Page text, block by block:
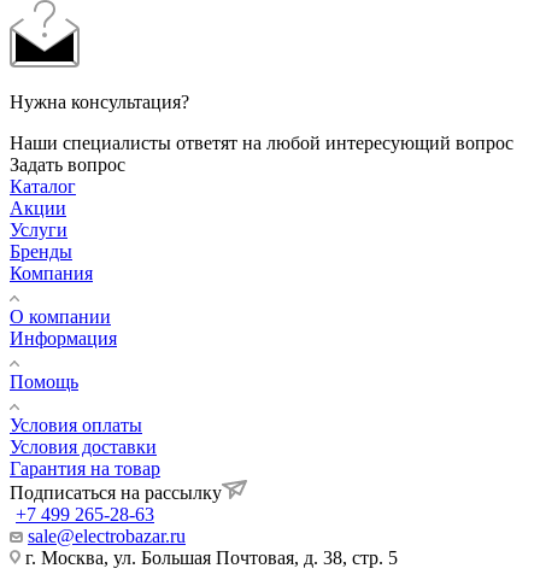
Нужна консультация?
Наши специалисты ответят на любой интересующий вопрос
Задать вопрос
Каталог
Акции
Услуги
Бренды
Компания
О компании
Информация
Помощь
Условия оплаты
Условия доставки
Гарантия на товар
Подписаться на рассылку
+7 499 265-28-63
sale@electrobazar.ru
г. Москва, ул. Большая Почтовая, д. 38, стр. 5